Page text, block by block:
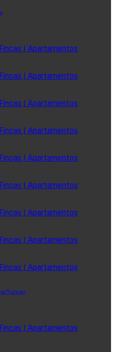
| Apartamentos
| Apartamentos
| Apartamentos
| Apartamentos
| Apartamentos
| Apartamentos
| Apartamentos
| Apartamentos
| Apartamentos
Sureste
| Apartamentos